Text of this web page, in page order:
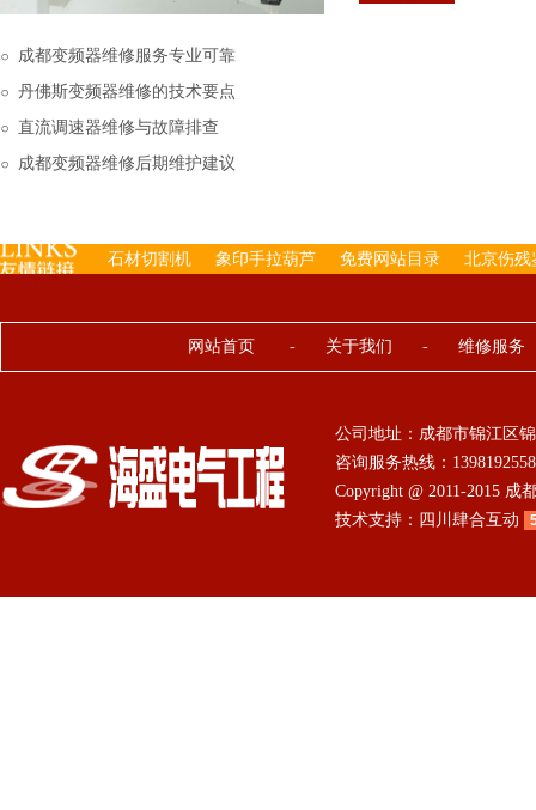
下来的，机内已经存有
成都变频器维修服务专业可靠
丹佛斯变频器维修的技术要点
直流调速器维修与故障排查
成都变频器维修后期维护建议
石材切割机 象印手拉葫芦 免费网站目录 北京伤残
网站首页 - 关于我们 - 维修服务
公司地址：成都市锦江区
咨询服务热线：
Copyright @ 2011-2015
技术支持： 四川肆合互动